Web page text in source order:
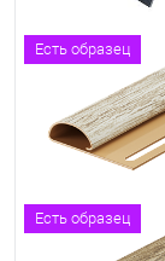
Есть образец
Есть образец